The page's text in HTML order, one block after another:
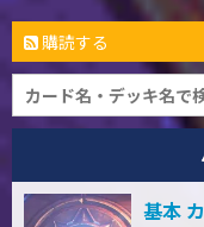
購読する
基本